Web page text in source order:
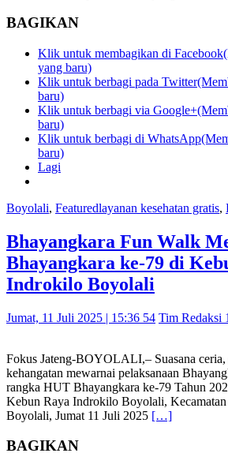
BAGIKAN
Klik untuk membagikan di
yang baru)
Klik untuk berbagi pada
baru)
Klik untuk berbagi via
baru)
Klik untuk berbagi di
baru)
Lagi
Boyolali, Featuredlayanan kesehatan gratis,
Bhayangkara Fun Walk
Bhayangkara ke-79 di
Indrokilo Boyolali
Jumat, 11 Juli 2025 | 15:36 54 Tim Redaksi
Fokus Jateng-BOYOLALI,– Suasana ceria,
kehangatan mewarnai pelaksanaan
rangka HUT Bhayangkara ke-79 Tahun
Kebun Raya Indrokilo Boyolali,
Boyolali, Jumat 11 Juli 2025 […]
BAGIKAN